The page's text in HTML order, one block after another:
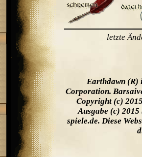
letzte
Earthdawn (R)
Corporation.
Copyright (c)
Ausgabe (c) 2015
spiele.de. Diese